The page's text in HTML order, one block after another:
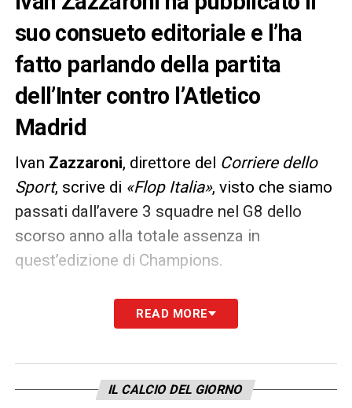
suo consueto editoriale e l’ha
fatto parlando della partita
dell’Inter contro l’Atletico
Madrid
Ivan Zazzaroni, direttore del Corriere dello
Sport, scrive di «Flop Italia», visto che siamo
passati dall’avere 3 squadre nel G8 dello
scorso anno alla totale assenza in
quest’edizione di Champions.
Duro il commento sulla sconfitta nerazzurra
al Wanda Metropolitano:«Per settimane,
fosse (sia) la più forte d’Europa.
READ MORE
IL CALCIO DEL GIORNO